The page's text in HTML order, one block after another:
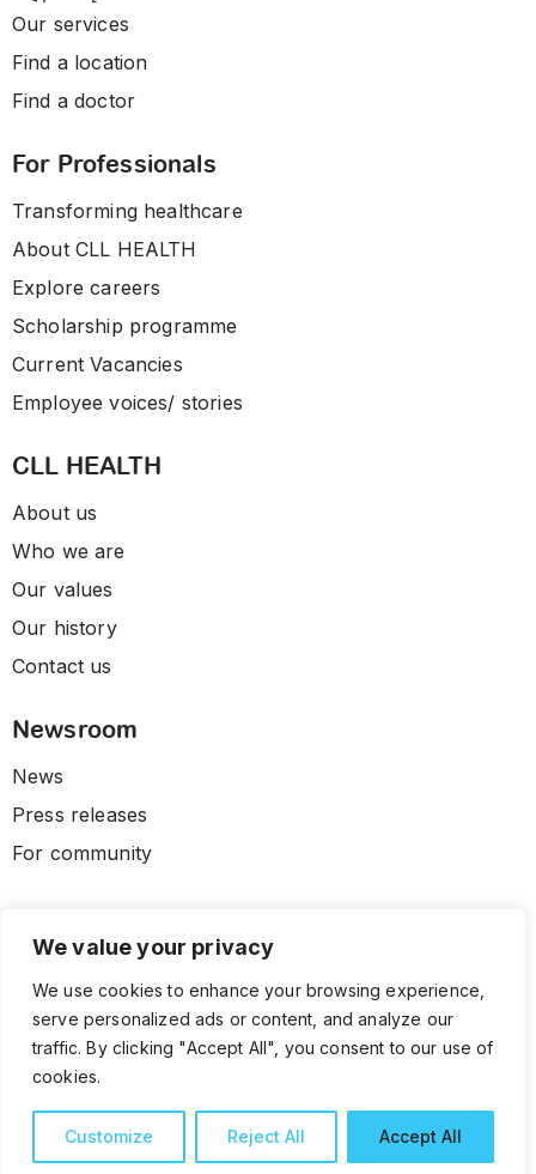
We value your privacy
We use cookies to enhance your browsing experience,
serve personalized ads or content, and analyze our
traffic. By clicking "Accept All", you consent to our use of
cookies.
Customize Reject All Accept All
Our services
Find a location
Find a doctor
For Professionals
Transforming healthcare
About CLL HEALTH
Explore careers
Scholarship programme
Current Vacancies
Employee voices/ stories
CLL HEALTH
About us
Who we are
Our values
Our history
Contact us
Newsroom
News
Press releases
For community
© 2026 CLL HEALTH. All Rights Reserved.
Terms and Conditions
Privacy Policy